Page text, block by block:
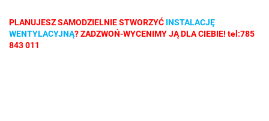
PLANUJESZ SAMODZIELNIE STWORZYĆ INSTALACJĘ
WENTYLACYJNĄ? ZADZWOŃ-WYCENIMY JĄ DLA CIEBIE! tel:785
843 011